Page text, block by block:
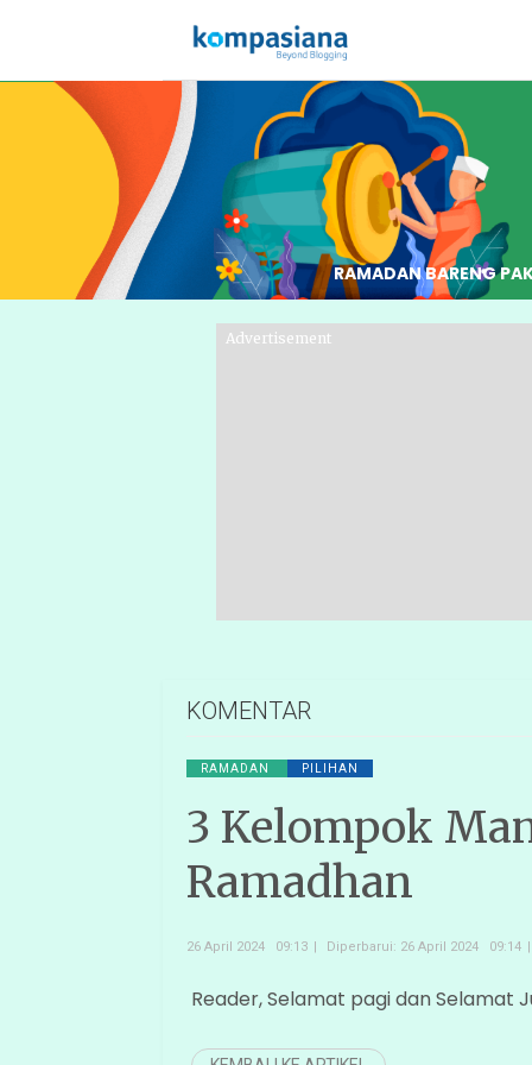
RAMADAN BARENG
KOMENTAR
RAMADAN PILIHAN
3 Kelompok
Ramadhan
26 April 2024 09:13 Diperbarui: 26 April 2024 09:14
Reader, Selamat pagi dan Selamat